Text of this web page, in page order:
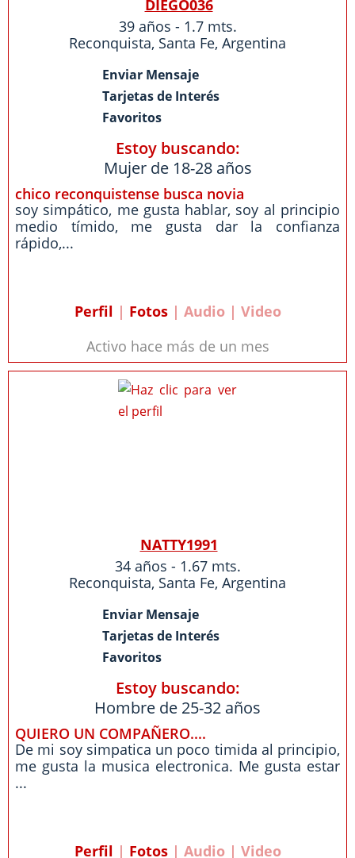
DIEGO036
39 años - 1.7 mts.
Reconquista, Santa Fe, Argentina
Enviar Mensaje
Tarjetas de Interés
Favoritos
Estoy buscando:
Mujer de 18-28 años
chico reconquistense busca novia
soy simpático, me gusta hablar, soy al principio
medio tímido, me gusta dar la confianza
rápido,...
Perfil | Fotos| Audio | Video
Activo hace más de un mes
NATTY1991
34 años - 1.67 mts.
Reconquista, Santa Fe, Argentina
Enviar Mensaje
Tarjetas de Interés
Favoritos
Estoy buscando:
Hombre de 25-32 años
QUIERO UN COMPAÑERO....
De mi soy simpatica un poco timida al principio,
me gusta la musica electronica. Me gusta estar
...
Perfil | Fotos| Audio | Video